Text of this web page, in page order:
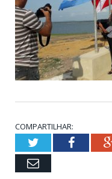
COMPARTILHAR:
Twitter
Email